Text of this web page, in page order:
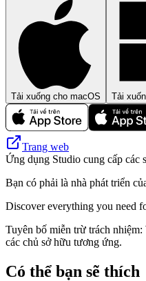
Tải xuống cho macOS Tải
Trang web
Ứng dụng Studio cung cấp các
Bạn có phải là nhà phát triển
Discover everything you need
Tuyên bố miễn trừ trách
các chủ sở hữu tương ứng.
Có thể bạn sẽ thích